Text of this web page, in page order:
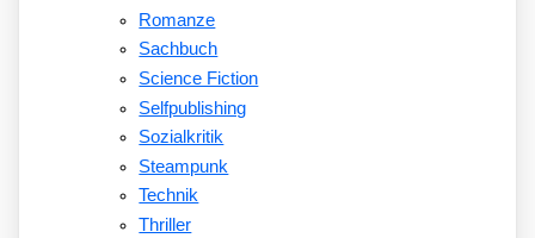
Romanze
Sachbuch
Science Fiction
Selfpublishing
Sozialkritik
Steampunk
Technik
Thriller